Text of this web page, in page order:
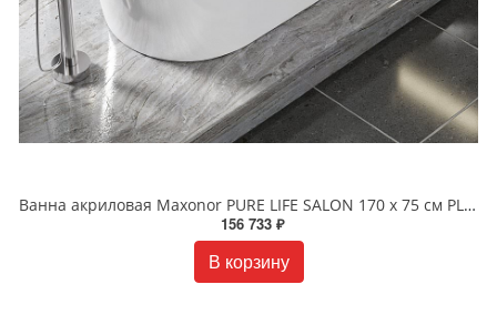
Ванна акриловая Maxonor PURE LIFE SALON 170 х 75 см PL-BT1704 белая
156 733 ₽
В корзину